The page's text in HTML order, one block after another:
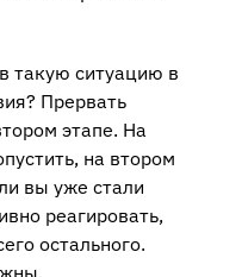
такую ситуацию в
Прервать
этапе. На
на втором
вы уже стали
реагировать,
остального.